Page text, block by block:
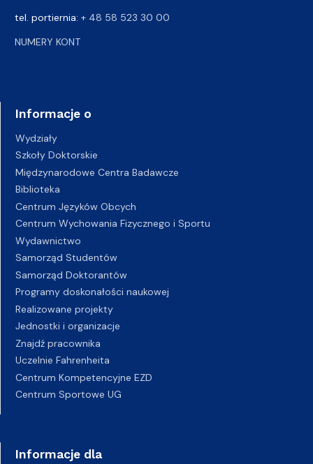
tel. portiernia: + 48 58 523 30 00
NUMERY KONT
Informacje o
Wydziały
Szkoły Doktorskie
Międzynarodowe Centra Badawcze
Biblioteka
Centrum Języków Obcych
Centrum Wychowania Fizycznego i Sportu
Wydawnictwo
Samorząd Studentów
Samorząd Doktorantów
Programy doskonałości naukowej
Realizowane projekty
Jednostki i organizacje
Znajdź pracownika
Uczelnie Fahrenheita
Centrum Kompetencyjne EZD
Centrum Sportowe UG
Informacje dla